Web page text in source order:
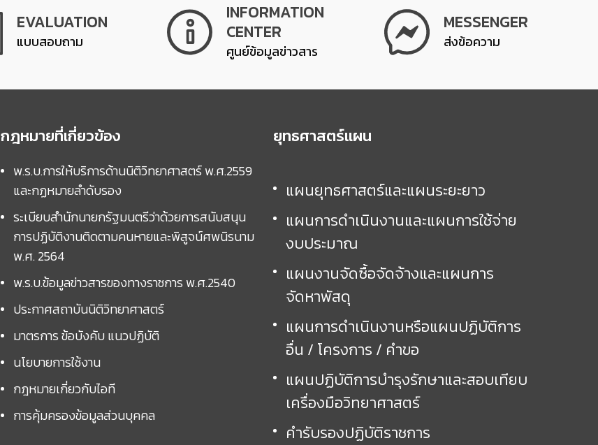
EVALUATION
แบบสอบถาม
INFORMATION
CENTER
ศูนย์ข้อมูลข่าวสาร
MESSENGER
ส่งข้อความ
กฎหมายที่เกี่ยวข้อง
พ.ร.บ.การให้บริการด้านนิติวิทยาศาสตร์ พ.ศ.2559
และกฏหมายลำดับรอง
ระเบียบสำนักนายกรัฐมนตรีว่าด้วยการสนับสนุน
การปฏิบัติงานติดตามคนหายและพิสูจน์ศพนิรนาม
พ.ศ. 2564
พ.ร.บ.ข้อมูลข่าวสารของทางราชการ พ.ศ.2540
ประกาศสถาบันนิติวิทยาศาสตร์
มาตรการ ข้อบังคับ แนวปฏิบัติ
นโยบายการใช้งาน
กฎหมายเกี่ยวกับไอที
การคุ้มครองข้อมูลส่วนบุคคล
ยุทธศาสตร์แผน
แผนยุทธศาสตร์และแผนระยะยาว
แผนการดำเนินงานและแผนการใช้จ่าย
งบประมาณ
แผนงานจัดซื้อจัดจ้างและแผนการ
จัดหาพัสดุ
แผนการดำเนินงานหรือแผนปฏิบัติการ
อื่น / โครงการ / คำขอ
แผนปฏิบัติการบำรุงรักษาและสอบเทียบ
เครื่องมือวิทยาศาสตร์
คำรับรองปฏิบัติราชการ